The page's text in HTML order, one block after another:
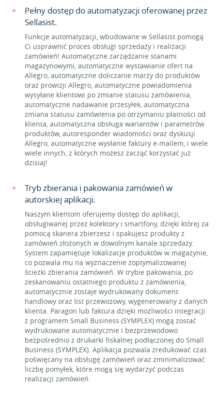
Pełny dostęp do automatyzacji oferowanej przez
Sellasist.
Funkcje automatyzacji, wbudowane w Sellasist pomogą
Ci usprawnić proces obsługi sprzedaży i realizacji
zamówień! Automatyczne zarządzanie stanami
magazynowymi, automatyczne wystawianie ofert na
Allegro, automatyczne doliczanie marży do produktów
oraz prowizji Allegro, automatyczne powiadomienia
wysyłane klientowi po zmianie statusu zamówienia,
automatyczne nadawanie przesyłek, automatyczna
zmiana statusu zamówienia po otrzymaniu płatności od
klienta, automatyczna obsługa wariantów i parametrów
produktów, autoresponder wiadomości oraz dyskusji
Allegro, automatyczne wysłanie faktury e-mailem, i wiele
wiele innych, z których możesz zacząć korzystać już
dzisiaj!
Tryb zbierania i pakowania zamówień w
autorskiej aplikacji.
Naszym klientom oferujemy dostęp do aplikacji,
obsługiwanej przez kolektory i smartfony, dzięki której za
pomocą skanera zbierzesz i spakujesz produkty z
zamówień złożonych w dowolnym kanale sprzedaży.
System zapamiętuje lokalizacje produktów w magazynie,
co pozwala mu na wyznaczenie zoptymalizowanej
ścieżki zbierania zamówień. W trybie pakowania, po
zeskanowaniu ostatniego produktu z zamówienia,
automatycznie zostaje wydrukowany dokument
handlowy oraz list przewozowy, wygenerowany z danych
klienta. Paragon lub faktura dzięki możliwości integracji
z programem Small Business (SYMPLEX) mogą zostać
wydrukowane automatycznie i bezprzewodowo
bezpośrednio z drukarki fiskalnej podłączonej do Small
Business (SYMPLEX). Aplikacja pozwala zredukować czas
poświęcany na obsługę zamówień oraz zminimalizować
liczbę pomyłek, które mogą się wydarzyć podczas
realizacji zamówień.